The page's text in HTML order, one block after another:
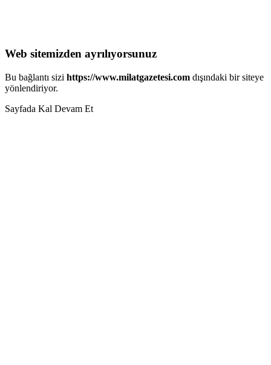
Web sitemizden ayrılıyorsunuz
Bu bağlantı sizi https://www.milatgazetesi.com dışındaki bir siteye
yönlendiriyor.
Sayfada Kal Devam Et